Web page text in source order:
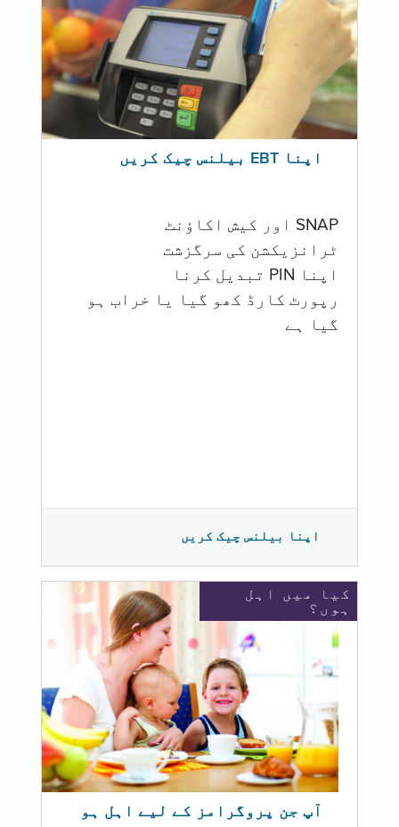
اپنا EBT بیلنس چیک کریں
SNAP اور کیش اکاؤنٹ
ٹرانزیکشن کی سرگزشت
اپنا PIN تبدیل کرنا
رپورٹ کارڈ کھو گیا یا خراب ہو
گيا ہے
اپنا بیلنس چیک کریں
کیا میں اہل
ہوں؟
آپ جن پروگرامز کے لیے اہل ہو